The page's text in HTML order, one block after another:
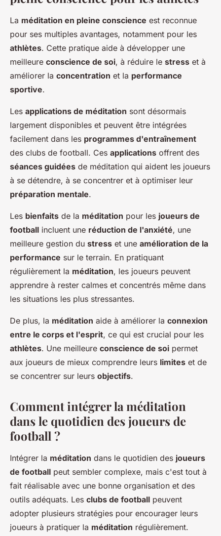
La méditation en pleine conscience est reconnue
pour ses multiples avantages, notamment pour les
athlètes. Cette pratique aide à développer une
meilleure conscience de soi, à réduire le stress et à
améliorer la concentration et la performance
sportive.
Les applications de méditation sont désormais
largement disponibles et peuvent être intégrées
facilement dans les programmes d'entraînement
des clubs de football. Ces applications offrent des
séances guidées de méditation qui aident les joueurs
à se détendre, à se concentrer et à optimiser leur
préparation mentale.
Les bienfaits de la méditation pour les joueurs de
football incluent une réduction de l'anxiété, une
meilleure gestion du stress et une amélioration de la
performance sur le terrain. En pratiquant
régulièrement la méditation, les joueurs peuvent
apprendre à rester calmes et concentrés même dans
les situations les plus stressantes.
De plus, la méditation aide à améliorer la connexion
entre le corps et l'esprit, ce qui est crucial pour les
athlètes. Une meilleure conscience de soi permet
aux joueurs de mieux comprendre leurs limites et de
se concentrer sur leurs objectifs.
Comment intégrer la méditation
dans le quotidien des joueurs de
football ?
Intégrer la méditation dans le quotidien des joueurs
de football peut sembler complexe, mais c'est tout à
fait réalisable avec une bonne organisation et des
outils adéquats. Les clubs de football peuvent
adopter plusieurs stratégies pour encourager leurs
joueurs à pratiquer la méditation régulièrement.